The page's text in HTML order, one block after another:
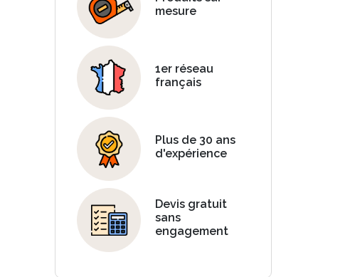
mesure
1er réseau
français
Plus de 30 ans
d'expérience
Devis gratuit
sans
engagement